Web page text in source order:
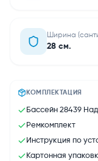
Ширина
28 см.
КОМПЛЕКТАЦИЯ
Бассейн 28439
Ремкомплект
Инструкция по
Картонная